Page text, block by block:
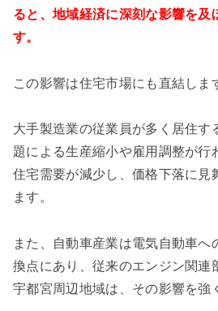
ると、地域経済に深刻な影響を及
す。
この影響は住宅市場にも直結しま
大手製造業の従業員が多く居住す
題による生産縮小や雇用調整が行
住宅需要が減少し、価格下落に見
ます。
また、自動車産業は電気自動車へ
換点にあり、従来のエンジン関連
宇都宮周辺地域は、その影響を強